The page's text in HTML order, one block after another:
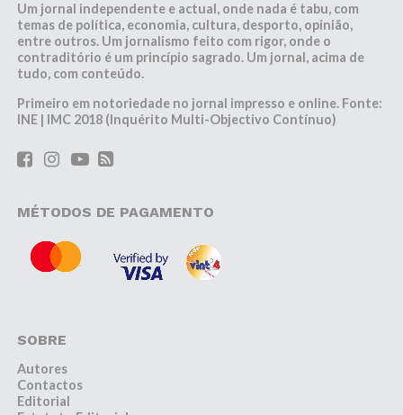
Um jornal independente e actual, onde nada é tabu, com
temas de política, economia, cultura, desporto, opinião,
entre outros. Um jornalismo feito com rigor, onde o
contraditório é um princípio sagrado. Um jornal, acima de
tudo, com conteúdo.
Primeiro em notoriedade no jornal impresso e online. Fonte:
INE | IMC 2018 (Inquérito Multi-Objectivo Contínuo)
MÉTODOS DE PAGAMENTO
SOBRE
Autores
Contactos
Editorial